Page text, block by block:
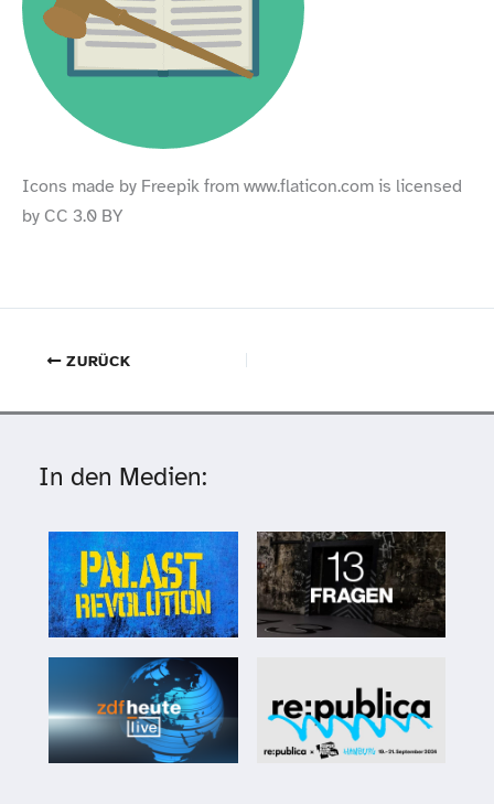
Icons made by Freepik from www​.flaticon​.com is licensed
by CC 3.0 BY
ZURÜCK
In den Medien: